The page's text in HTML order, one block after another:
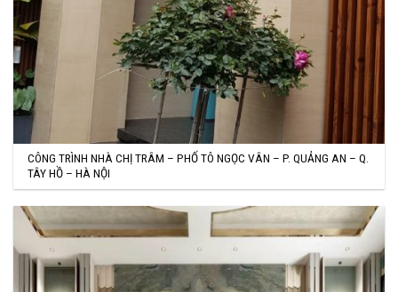
CÔNG TRÌNH NHÀ CHỊ TRÂM – PHỐ TÔ NGỌC VÂN – P. QUẢNG AN – Q.
TÂY HỒ – HÀ NỘI